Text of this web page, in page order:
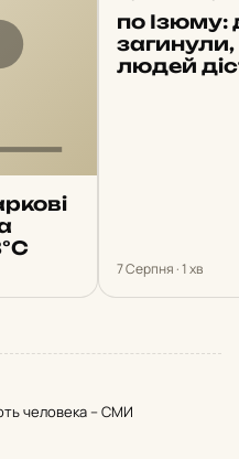
по Ізюму:
людей
7 Серпня · 1 хв
человека – СМИ